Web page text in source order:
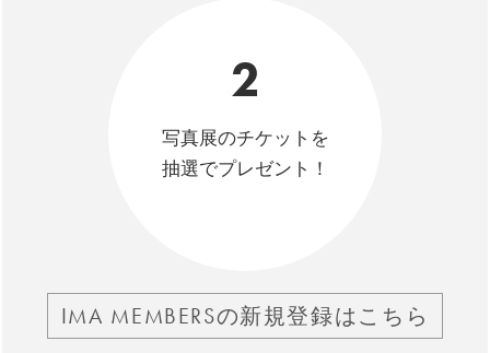
2
写真展のチケットを
抽選でプレゼント！
IMA MEMBERSの新規登録はこちら